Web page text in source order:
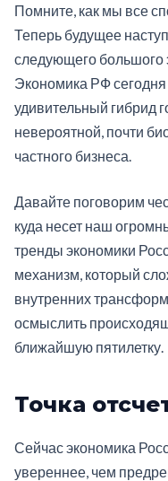
Помните, как мы все
Теперь будущее
следующего большого
Экономика РФ
удивительный гибрид
невероятной, почти
частного бизнеса.
Давайте поговорим
куда несет наш
тренды экономики
механизм, который
внутренних
осмыслить
ближайшую пятилетку.
Точка
Сейчас экономика
увереннее, чем